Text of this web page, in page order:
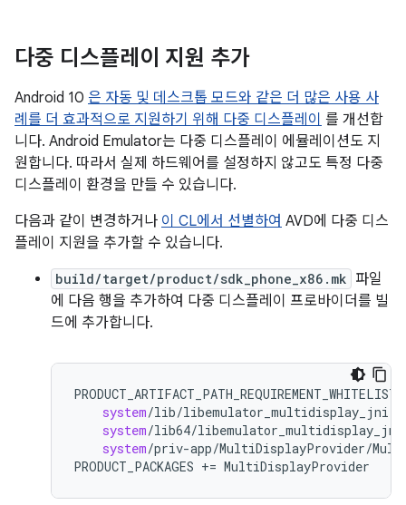
다중 디스플레이 지원 추가
Android 10 은 자동 및 데스크톱 모드와 같은 더 많은 사용 사
례를 더 효과적으로 지원하기 위해 다중 디스플레이 를 개선합
니다. Android Emulator는 다중 디스플레이 에뮬레이션도 지
원합니다. 따라서 실제 하드웨어를 설정하지 않고도 특정 다중
디스플레이 환경을 만들 수 있습니다.
다음과 같이 변경하거나 이 CL에서 선별하여 AVD에 다중 디스
플레이 지원을 추가할 수 있습니다.
build/target/product/sdk_phone_x86.mk 파일
에 다음 행을 추가하여 다중 디스플레이 프로바이더를 빌
드에 추가합니다.
PRODUCT_ARTIFACT_PATH_REQUIREMENT_WHITELIST
system/lib/libemulator_multidisplay_jni
system/lib64/libemulator_multidisplay_jni
system/priv-app/MultiDisplayProvider/
PRODUCT_PACKAGES += MultiDisplayProvider